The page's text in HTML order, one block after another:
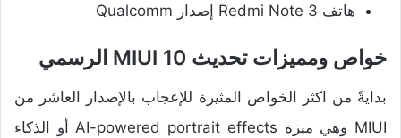
هاتف Redmi Note 3 إصدار Qualcomm
خواص ومميزات تحديث MIUI 10 الرسمي
بدايةً من اكثر الخواص المثيرة للإعجاب بالإصدار العاشر من
MIUI وهي ميزة AI-powered portrait effects أو الذكاء